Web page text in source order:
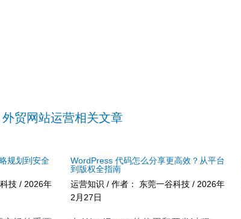
外贸网站运营相关文章
规划到安全
科技/ 2026年
WordPress 代码怎么分享更高效？从平台
到版权全指南
运营知识 / 作者： 东莞一谷科技 / 2026年
2月27日